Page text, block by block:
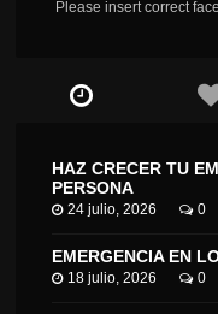
Please insert correct
HAZ CRECER TU
PERSONA
24 julio, 2026 0
EMERGENCIA EN
18 julio, 2026 0